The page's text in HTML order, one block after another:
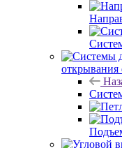
открывания